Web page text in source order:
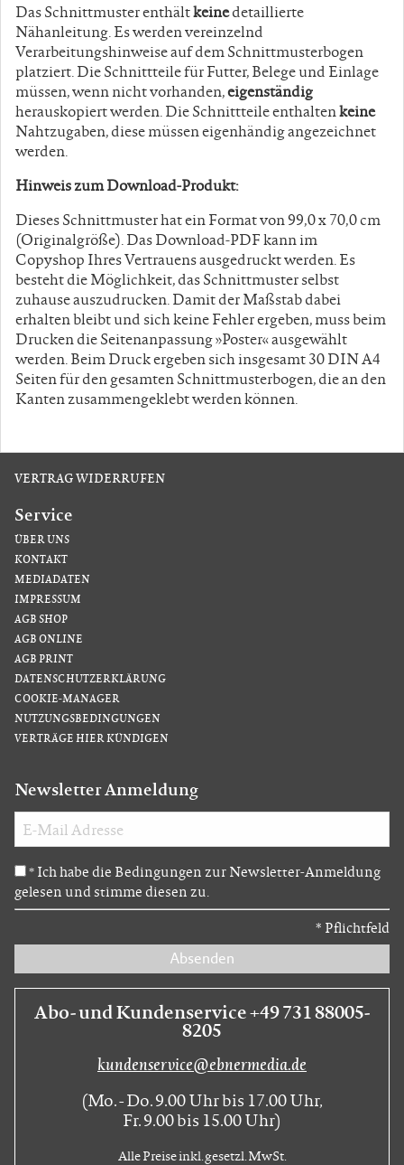
Das Schnittmuster enthältkeinedetaillierte
Nähanleitung. Es werden vereinzelnd
Verarbeitungshinweise auf dem Schnittmusterbogen
platziert. Die Schnittteile für Futter, Belege und Einlage
müssen, wenn nicht vorhanden,eigenständig
herauskopiert werden. Die Schnittteile enthaltenkeine
Nahtzugaben, diese müssen eigenhändig angezeichnet
werden.
Hinweis zum Download-Produkt:
Dieses Schnittmuster hat ein Format von 99,0 x 70,0 cm
(Originalgröße). Das Download-PDF kann im
Copyshop Ihres Vertrauens ausgedruckt werden. Es
besteht die Möglichkeit, das Schnittmuster selbst
zuhause auszudrucken. Damit der Maßstab dabei
erhalten bleibt und sich keine Fehler ergeben, muss beim
Drucken die Seitenanpassung »Poster« ausgewählt
werden. Beim Druck ergeben sich insgesamt 30 DIN A4
Seiten für den gesamten Schnittmusterbogen, die an den
Kanten zusammengeklebt werden können.
VERTRAG WIDERRUFEN
Service
ÜBER UNS
KONTAKT
MEDIADATEN
IMPRESSUM
AGB SHOP
AGB ONLINE
AGB PRINT
DATENSCHUTZERKLÄRUNG
COOKIE-MANAGER
NUTZUNGSBEDINGUNGEN
VERTRÄGE HIER KÜNDIGEN
Newsletter Anmeldung
* Ich habe die Bedingungen zur Newsletter-Anmeldung
gelesen und stimme diesen zu.
* Pflichtfeld
Absenden
Abo- und Kundenservice +49 731 88005-
8205
kundenservice@ebnermedia.de
(Mo. - Do. 9.00 Uhr bis 17.00 Uhr,
Fr. 9.00 bis 15.00 Uhr)
Alle Preise inkl. gesetzl. MwSt.